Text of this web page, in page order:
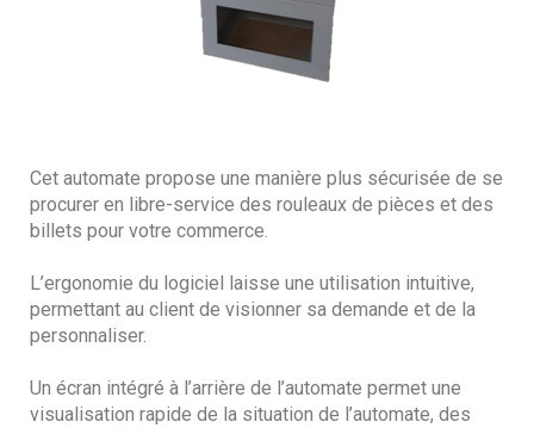
Cet automate propose une manière plus sécurisée de se
procurer en libre-service des rouleaux de pièces et des
billets pour votre commerce.
L’ergonomie du logiciel laisse une utilisation intuitive,
permettant au client de visionner sa demande et de la
personnaliser.
Un écran intégré à l’arrière de l’automate permet une
visualisation rapide de la situation de l’automate, des